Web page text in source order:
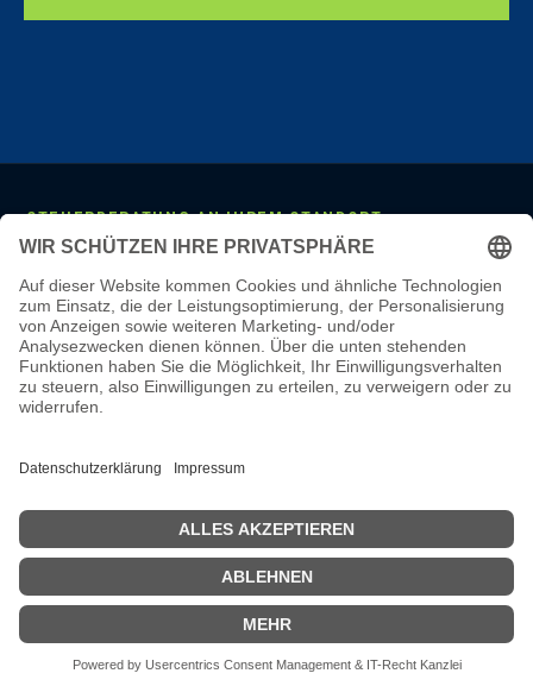
STEUERBERATUNG AN IHREM STANDORT
Mannheim· Ludwigshafen Heidelberg· Frankfurt
Darmstadt
· Wiesbaden ·Mainz·Stuttgart· Karlsruhe ·Freiburg·
München· Augsburg· Nürnberg·Regensburg· Köln
Aachen·Düsseldorf·Duisburg ·Essen· Dortmund·Münster
Bielefeld· Hannover ·Bremen·Hamburg ·Kiel ·Berlin·
Leipzig ·Erfurt
LEISTUNGEN & WISSEN
Steuerberatung·Monatliche Buchhaltung·Lohnbuchhaltung·
Steuerberater-Kosten
Steuer-Glossar·Steuer-Wissen·Karriere·
Steuerberater Mannheim